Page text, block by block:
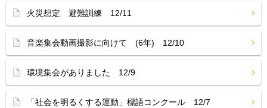
火災想定 避難訓練 12/11
音楽集会動画撮影に向けて (6年) 12/10
環境集会がありました 12/9
「社会を明るくする運動」標語コンクール 12/7